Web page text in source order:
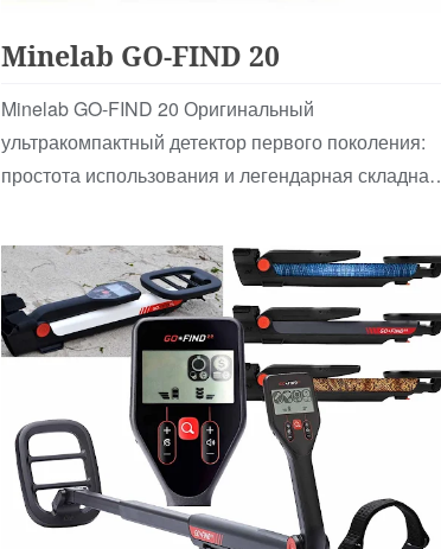
Minelab GO-FIND 20
Minelab GO-FIND 20 Оригинальный
ультракомпактный детектор первого поколения:
простота использования и легендарная складная